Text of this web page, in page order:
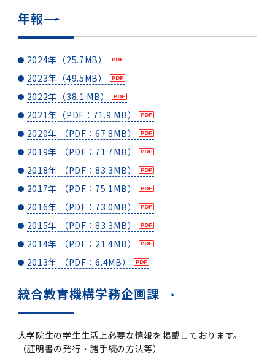
キャンパスマスタープラン2016
国立大学法人ガバナンス・コード報告書
役員会議事概要について
企業活動と医療機関等の透明性ガイドライン
令和５年度（２０２３年度）東京医科歯科大学
対象）の募集について
「卓越大学院生制度（Ⅰ）」採用決定通知書授
与式を行いました。
学位の申請
2016年 （PDF：73.0MB）
2015年 （PDF：83.3MB）
2014年 （PDF：21.4MB）
2013年 （PDF：6.4MB）
2020年度
2019年度
2018年度
2017年度
2016年度
2015年度
2014年度
2012年度
2011年度
2017年 （PDF：7.2MB）
2016年 （PDF：13.5MB）
2015年 （PDF：2.3MB）
教学IR関連公開情報トップ
卒業生進路アンケート
卒後3年大学評価アンケート
卒業時大学評価アンケート
科目評価（旧 科目別アンケート）
教学IR 業績・活動
疾患バイオリソースセンター
再生医療研究センター（微生物安全性グルー
プ）
脳統合機能研究センター
核酸・ペプチド創薬治療研究センター
低侵襲医療センター（旧：低侵襲医歯学研究セ
ンター）
図書館部門トップ
図書館
図書館講習会
アクティブラーニング教室・情報検索室
イマキク
情報システムポータル
お茶の水医学雑誌
デジタル変革推進事務室
連絡先一覧
湯島学生支援センタートップ
学生相談支援室
ダイバーシティ・インクルージョン室
年報
2024年（25.7MB）
2023年（49.5MB）
2022年（38.1 MB）
2021年（PDF：71.9 MB）
2020年 （PDF：67.8MB）
2019年 （PDF：71.7MB）
2018年 （PDF：83.3MB）
2017年 （PDF：75.1MB）
2016年 （PDF：73.0MB）
2015年 （PDF：83.3MB）
2014年 （PDF：21.4MB）
2013年 （PDF：6.4MB）
統合教育機構学務企画課
大学院生の学生生活上必要な情報を掲載しております。
（証明書の発行・諸手続の方法等）